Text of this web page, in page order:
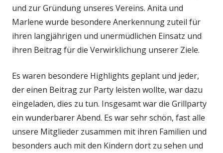
und zur Gründung unseres Vereins. Anita und
Marlene wurde besondere Anerkennung zuteil für
ihren langjährigen und unermüdlichen Einsatz und
ihren Beitrag für die Verwirklichung unserer Ziele.
Es waren besondere Highlights geplant und jeder,
der einen Beitrag zur Party leisten wollte, war dazu
eingeladen, dies zu tun. Insgesamt war die Grillparty
ein wunderbarer Abend. Es war sehr schön, fast alle
unsere Mitglieder zusammen mit ihren Familien und
besonders auch mit den Kindern dort zu sehen und